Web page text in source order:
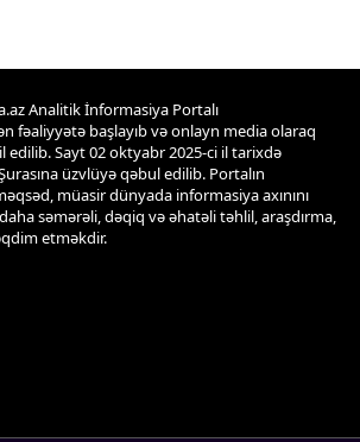
Analitik İnformasiya Portalı
fəaliyyətə başlayıb və onlayn media olaraq
edilib. Sayt 02 oktyabr 2025-ci il tarixdə
üzvlüyə qəbul edilib. Portalın
müasir dünyada informasiya axınını
səmərəli, dəqiq və əhatəli təhlil, araşdırma,
etməkdir.